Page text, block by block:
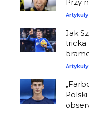
Przy
Artykuły
Jak
tricka
Artykuły